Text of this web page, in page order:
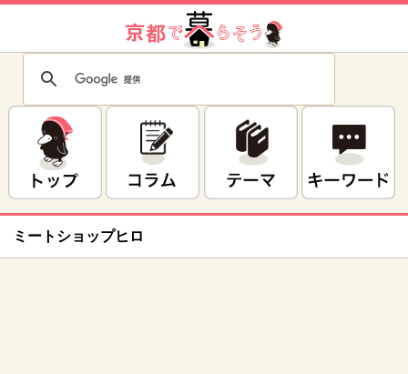
ミートショップヒロ